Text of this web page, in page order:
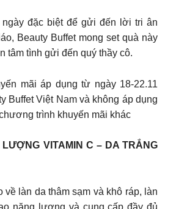
ngày đặc biệt để gửi đến lời tri ân
Beauty Buffet mong set quà này
tâm tình gửi đến quý thầy cô.
mãi áp dụng từ ngày 18-22.11
Buffet Việt Nam và không áp dụng
trình khuyến mãi khác
LƯỢNG VITAMIN C – DA TRẮNG
về làn da thâm sạm và khô ráp, làn
năng lượng và cung cấp đầy đủ